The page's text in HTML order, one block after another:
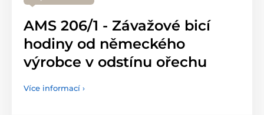
AMS 206/1 - Závažové bicí
hodiny od německého
výrobce v odstínu ořechu
Více informací ›